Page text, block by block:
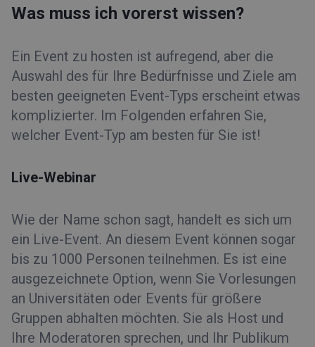
Was muss ich vorerst wissen?
Ein Event zu hosten ist aufregend, aber die
Auswahl des für Ihre Bedürfnisse und Ziele am
besten geeigneten Event-Typs erscheint etwas
komplizierter. Im Folgenden erfahren Sie,
welcher Event-Typ am besten für Sie ist!
Live-Webinar
Wie der Name schon sagt, handelt es sich um
ein Live-Event. An diesem Event können sogar
bis zu 1000 Personen teilnehmen. Es ist eine
ausgezeichnete Option, wenn Sie Vorlesungen
an Universitäten oder Events für größere
Gruppen abhalten möchten. Sie als Host und
Ihre Moderatoren sprechen, und Ihr Publikum